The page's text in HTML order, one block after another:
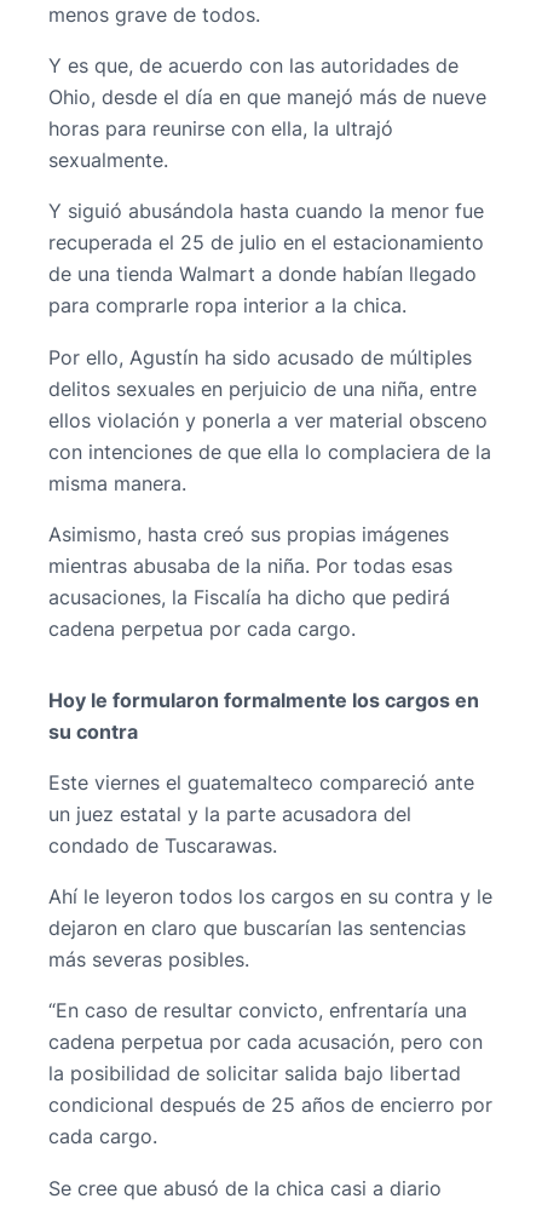
menos grave de todos.
Y es que, de acuerdo con las autoridades de
Ohio, desde el día en que manejó más de nueve
horas para reunirse con ella, la ultrajó
sexualmente.
Y siguió abusándola hasta cuando la menor fue
recuperada el 25 de julio en el estacionamiento
de una tienda Walmart a donde habían llegado
para comprarle ropa interior a la chica.
Por ello, Agustín ha sido acusado de múltiples
delitos sexuales en perjuicio de una niña, entre
ellos violación y ponerla a ver material obsceno
con intenciones de que ella lo complaciera de la
misma manera.
Asimismo, hasta creó sus propias imágenes
mientras abusaba de la niña. Por todas esas
acusaciones, la Fiscalía ha dicho que pedirá
cadena perpetua por cada cargo.
Hoy le formularon formalmente los cargos en
su contra
Este viernes el guatemalteco compareció ante
un juez estatal y la parte acusadora del
condado de Tuscarawas.
Ahí le leyeron todos los cargos en su contra y le
dejaron en claro que buscarían las sentencias
más severas posibles.
“En caso de resultar convicto, enfrentaría una
cadena perpetua por cada acusación, pero con
la posibilidad de solicitar salida bajo libertad
condicional después de 25 años de encierro por
cada cargo.
Se cree que abusó de la chica casi a diario